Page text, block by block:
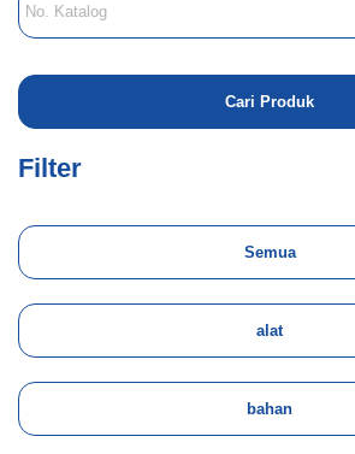
Filter
Semua